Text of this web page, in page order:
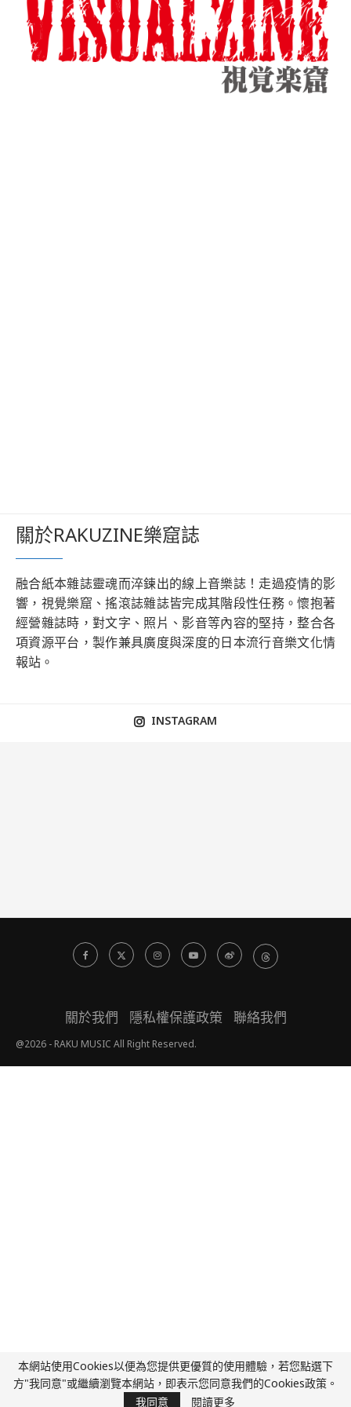
關於RAKUZINE樂窟誌
融合紙本雜誌靈魂而淬鍊出的線上音樂誌！走過疫情的影
響，視覺樂窟、搖滾誌雜誌皆完成其階段性任務。懷抱著
經營雜誌時，對文字、照片、影音等內容的堅持，整合各
項資源平台，製作兼具廣度與深度的日本流行音樂文化情
報站。
INSTAGRAM
關於我們 隱私權保護政策 聯絡我們
@2026 - RAKU MUSIC All Right Reserved.
本網站使用Cookies以便為您提供更優質的使用體驗，若您點選下
方"我同意"或繼續瀏覽本網站，即表示您同意我們的Cookies政策。
我同意
閱讀更多